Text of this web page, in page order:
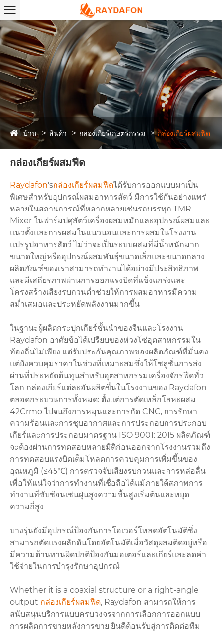
บ้าน สินค้า กล่องเกียร์เกษตรกรรม กล่องเกียร์ผสมฟีด
กล่องเกียร์ผสมฟีด
Raydafon'sกล่องเกียร์ผสมฟีดได้รับการออกแบบมาเป็น
พิเศษสำหรับอุปกรณ์ผสมอาหารสัตว์ มีการใช้กันอย่างแพร่
หลายในสถานการณ์ที่หลากหลายเช่นรถบรรทุก TMR
Mixer ในฟาร์มปศุสัตว์เครื่องผสมหมักและอุปกรณ์ผสมและ
แนวตั้งและการผสมในแนวนอนและการผสมในโรงงาน
แปรรูปอาหารสัตว์ ไม่ว่าจะเป็นระบบผสมที่มีน้ำหนักมาก
ขนาดใหญ่หรืออุปกรณ์ผสมพันธุ์ขนาดเล็กและขนาดกลาง
ผลิตภัณฑ์ของเราสามารถทำงานได้อย่างมีประสิทธิภาพ
และมีเสถียรภาพผ่านการออกแรงบิดที่แข็งแกร่งและ
โครงสร้างเสียงรบกวนต่ำช่วยให้การผสมอาหารมีความ
สม่ำเสมอและประหยัดพลังงานมากขึ้น
ในฐานะผู้ผลิตกระปุกเกียร์ชั้นนำของจีนและโรงงาน
Raydafon อาศัยข้อได้เปรียบของห่วงโซ่อุตสาหกรรมใน
ท้องถิ่นไม่เพียง แต่รับประกันคุณภาพของผลิตภัณฑ์ที่มั่นคง
แต่ยังควบคุมราคาในช่วงที่เหมาะสมซึ่งให้โซลูชั่นการส่ง
ผ่านที่ประหยัดต้นทุนสำหรับอุตสาหกรรมเครื่องจักรฟีดทั่ว
โลก กล่องเกียร์แต่ละอันผลิตขึ้นในโรงงานของ Raydafon
ตลอดกระบวนการทั้งหมด: ตั้งแต่การตัดเหล็กโลหะผสม
42Crmo ไปจนถึงการหมุนและการกัด CNC, การรักษา
ความร้อนและการชุบอากาศและการประกอบการประกอบ
เกียร์และการประกอบมาตรฐาน ISO 9001: 2015 ผลิตภัณฑ์
จะต้องผ่านการทดสอบหลายมิติก่อนออกจากโรงงานรวมถึง
การทดสอบแรงบิดเต็มโหลดการควบคุมการเพิ่มขึ้นของ
อุณหภูมิ (≤45℃) การตรวจจับเสียงรบกวนและการหล่อลื่น
เพื่อให้แน่ใจว่าการทำงานที่เชื่อถือได้แม้ภายใต้สภาพการ
ทำงานที่ซับซ้อนเช่นฝุ่นสูงความชื้นสูงเริ่มต้นและหยุด
ความถี่สูง
บางรุ่นยังมีอุปกรณ์ป้องกันการโอเวอร์โหลดอัตโนมัติซึ่ง
สามารถตัดแรงผลักดันโดยอัตโนมัติเมื่อวัสดุผสมติดอยู่หรือ
มีความต้านทานผิดปกติป้องกันมอเตอร์และเกียร์และลดค่า
ใช้จ่ายในการบำรุงรักษาอุปกรณ์
Whether it is a coaxial structure or a right-angle
output กล่องเกียร์ผสมฟีด, Raydafon สามารถให้การ
สนับสนุนบริการแบบครบวงจรจากการเลือกการออกแบบ
การผลิตการขายหลังการขาย ยินดีต้อนรับสู่การติดต่อทีม